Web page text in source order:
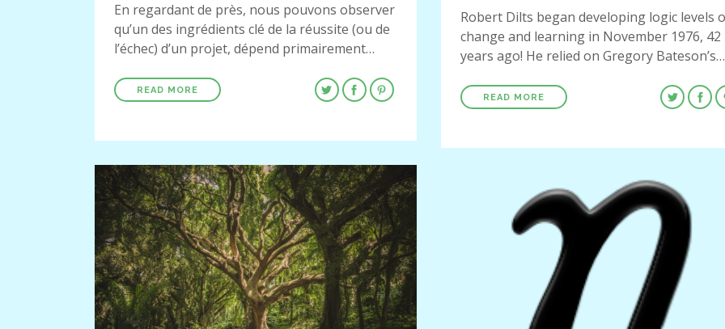
En regardant de près, nous pouvons observer
qu’un des ingrédients clé de la réussite (ou de
l’échec) d’un projet, dépend primairement…
READ MORE
Robert Dilts began developing logic levels
change and learning in November 1976, 42
years ago! He relied on Gregory Bateson’s…
READ MORE